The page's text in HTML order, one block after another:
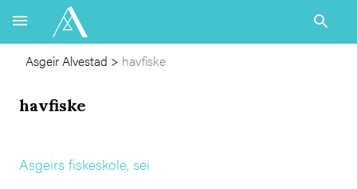
Asgeir Alvestad > havfiske
havfiske
Asgeirs fiskeskole, sei